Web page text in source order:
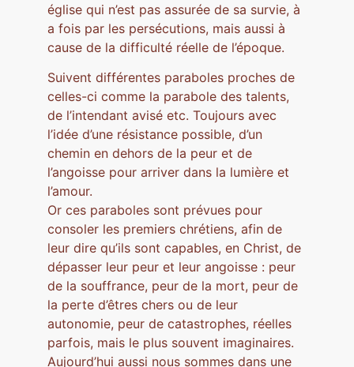
église qui n’est pas assurée de sa survie, à
a fois par les persécutions, mais aussi à
cause de la difficulté réelle de l’époque.
Suivent différentes paraboles proches de
celles-ci comme la parabole des talents,
de l’intendant avisé etc. Toujours avec
l’idée d’une résistance possible, d’un
chemin en dehors de la peur et de
l’angoisse pour arriver dans la lumière et
l’amour.
Or ces paraboles sont prévues pour
consoler les premiers chrétiens, afin de
leur dire qu’ils sont capables, en Christ, de
dépasser leur peur et leur angoisse : peur
de la souffrance, peur de la mort, peur de
la perte d’êtres chers ou de leur
autonomie, peur de catastrophes, réelles
parfois, mais le plus souvent imaginaires.
Aujourd’hui aussi nous sommes dans une